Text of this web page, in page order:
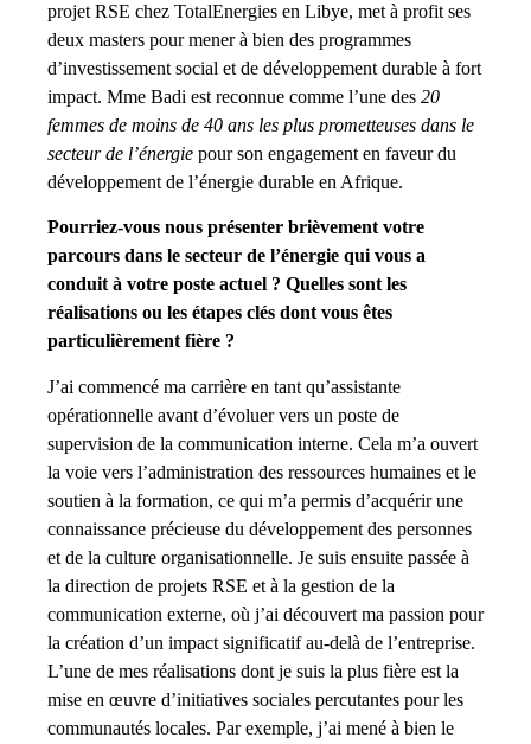
projet RSE chez TotalEnergies en Libye, met à profit ses
deux masters pour mener à bien des programmes
d’investissement social et de développement durable à fort
impact. Mme Badi est reconnue comme l’une des 20
femmes de moins de 40 ans les plus prometteuses dans le
secteur de l’énergie pour son engagement en faveur du
développement de l’énergie durable en Afrique.
Pourriez-vous nous présenter brièvement votre
parcours dans le secteur de l’énergie qui vous a
conduit à votre poste actuel ? Quelles sont les
réalisations ou les étapes clés dont vous êtes
particulièrement fière ?
J’ai commencé ma carrière en tant qu’assistante
opérationnelle avant d’évoluer vers un poste de
supervision de la communication interne. Cela m’a ouvert
la voie vers l’administration des ressources humaines et le
soutien à la formation, ce qui m’a permis d’acquérir une
connaissance précieuse du développement des personnes
et de la culture organisationnelle. Je suis ensuite passée à
la direction de projets RSE et à la gestion de la
communication externe, où j’ai découvert ma passion pour
la création d’un impact significatif au-delà de l’entreprise.
L’une de mes réalisations dont je suis la plus fière est la
mise en œuvre d’initiatives sociales percutantes pour les
communautés locales. Par exemple, j’ai mené à bien le